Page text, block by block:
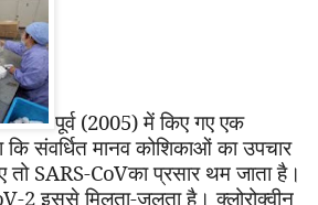
पूर्व (2005) में किए गए एक
संवर्धित मानव कोशिकाओं का उपचार
तो SARS-CoVका प्रसार थम जाता है।
2 इससे मिलता-जुलता है। क्लोरोक्वीन